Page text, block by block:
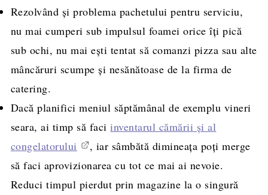
Rezolvând şi problema pachetului pentru serviciu,
nu mai cumperi sub impulsul foamei orice îţi pică
sub ochi, nu mai eşti tentat să comanzi pizza sau alte
mâncăruri scumpe şi nesănătoase de la firma de
catering.
Dacă planifici meniul săptămânal de exemplu vineri
seara, ai timp să faciinventarul cămării şi al
congelatorului
, iar sâmbătă dimineaţa poţi merge
să faci aprovizionarea cu tot ce mai ai nevoie.
Reduci timpul pierdut prin magazine la o singură